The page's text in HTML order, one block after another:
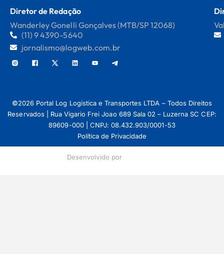
Diretor de Redação
Wanderley Gonelli Gonçalves (MTB/SP 12068)
(11) 9 4390-5640
jornalismo@logweb.com.br
©2026 Portal Log Logistica e Transportes LTDA – Todos Direitos
Reservados | Rua Vigario Frei Joao 689 Sala 02 – Luzerna SC CEP:
89609-000 | CNPJ: 08.432.903/0001-53
Política de Privacidade
Desenvolvido por